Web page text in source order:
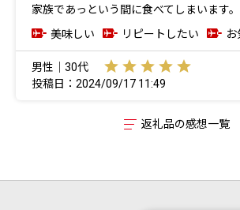
家族であっという間に食べてしまいます。
美味しい
リピートしたい お
男性｜30代
投稿日：2024/09/17 11:49
返礼品の感想一覧